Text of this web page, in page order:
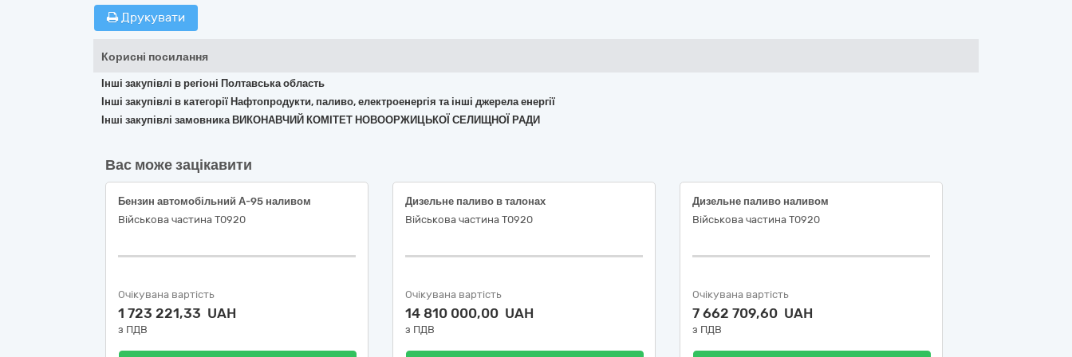
Друкувати
Корисні посилання
Інші закупівлі в регіоні Полтавська область
Інші закупівлі в категорії Нафтопродукти, паливо, електроенергія та інші джерела енергії
Інші закупівлі замовника ВИКОНАВЧИЙ КОМІТЕТ НОВООРЖИЦЬКОЇ СЕЛИЩНОЇ РАДИ
Вас може зацікавити
Бензин автомобільний А-95 наливом
Військова частина Т0920
Очікувана вартість
1 723 221,33 UAH
з ПДВ
Дизельне паливо в талонах
Військова частина Т0920
Очікувана вартість
14 810 000,00 UAH
з ПДВ
Дизельне паливо наливом
Військова частина Т0920
Очікувана вартість
7 662 709,60 UAH
з ПДВ